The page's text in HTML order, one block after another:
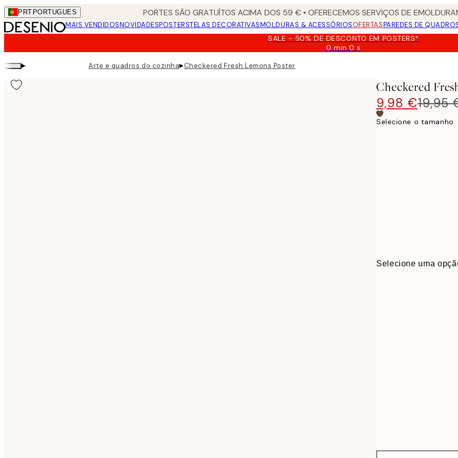
Skip
to
main
PRT PORTUGUES PORTES SÃO GRATUÍTOS ACIMA DOS 59 € • OFERECEMOS SERVIÇOS DE
MAIS VENDIDOSNOVIDADESPOSTERSTELAS DECORATIVASMOLDURAS & ACESSÓRIOSOFERTASPAREDES DE
SALE - 50% DE DESCONTO EM POSTERS*
0 min0 s
Válido
▸ Arte e quadros do cozinha▸Checkered Fresh Lemons Poster
Checkered
9,98 €19,95
Selecione o tamanho
Selecione uma